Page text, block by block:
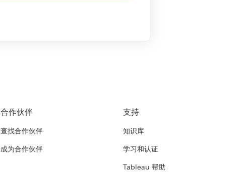
合作伙伴
查找合作伙伴
成为合作伙伴
支持
知识库
学习和认证
Tableau 帮助